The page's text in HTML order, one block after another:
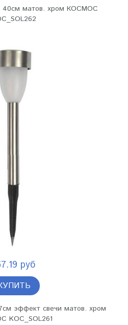
40см матов. хром КОСМОС
руб
эффект свечи матов. хром
KOC_SOL261